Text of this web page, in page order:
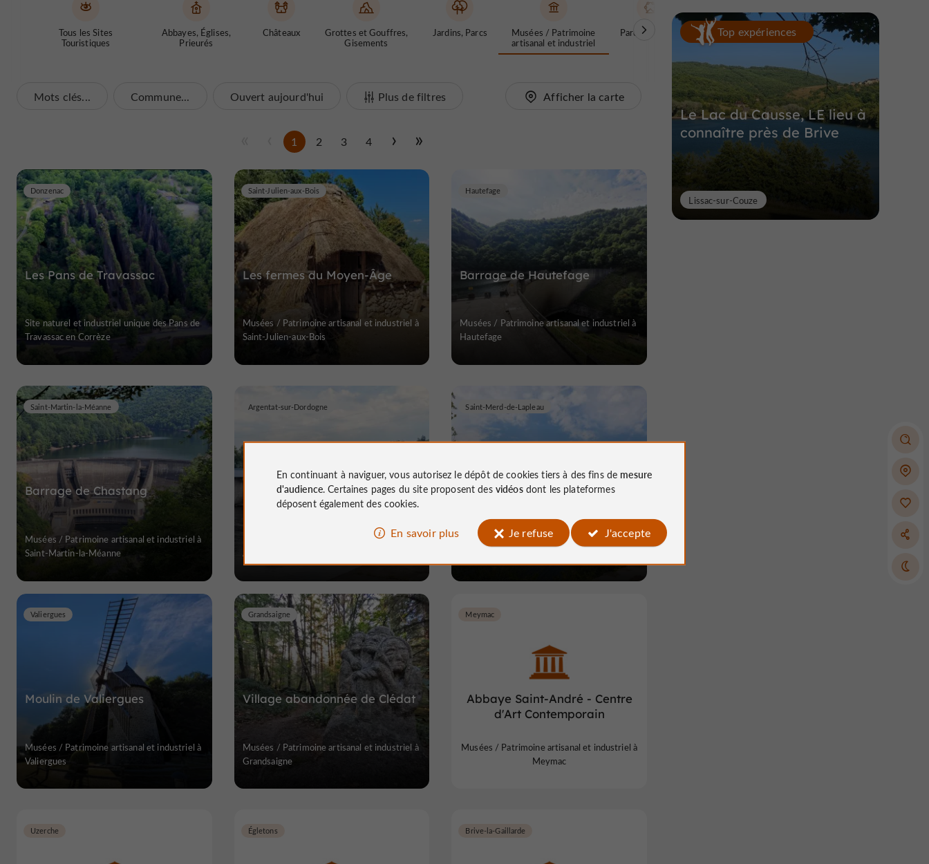
Tous les Sites
Touristiques
Abbayes, Églises,
Prieurés
Châteaux
Grottes et Gouffres,
Gisements
Jardins, Parcs
Musées / Patrimoine
artisanal et industriel
Parcs à thèmes
Sites Naturels / Parcs
Naturels
Visites Insolites
Mots clés... Commune... Ouvert aujourd'hui Plus de filtres Afficher la carte
1 2 3 4
Les Pans de Travassac
Donzenac
Site naturel et industriel unique des Pans de
Travassac en Corrèze
Les fermes du Moyen-Âge
Saint-Julien-aux-Bois
Musées / Patrimoine artisanal et industriel à
Saint-Julien-aux-Bois
Barrage de Hautefage
Hautefage
Musées / Patrimoine artisanal et industriel à
Hautefage
Barrage de Chastang
Saint-Martin-la-Méanne
Musées / Patrimoine artisanal et industriel à
Saint-Martin-la-Méanne
Barrage du Sablier
Argentat-sur-Dordogne
Musées / Patrimoine artisanal et industriel à
Argentat-sur-Dordogne
Pont suspendu du Chambon
Saint-Merd-de-Lapleau
Musées / Patrimoine artisanal et industriel à
Moulin de Valiergues
Valiergues
Musées / Patrimoine artisanal et industriel à
Valiergues
Village abandonnée de Clédat
Grandsaigne
Musées / Patrimoine artisanal et industriel à
Grandsaigne
Abbaye Saint-André - Centre
d'Art Contemporain
Meymac
Musées / Patrimoine artisanal et industriel à
Meymac
Uzerche Égletons Brive-la-Gaillarde
Top expériences
Le Lac du Causse, LE lieu à
connaître près de Brive
Lissac-sur-Couze
En continuant à naviguer, vous autorisez le dépôt de cookies tiers à des fins de mesure
d'audience. Certaines pages du site proposent des vidéosdont les plateformes
déposent également des cookies.
En savoir plus Je refuse J'accepte